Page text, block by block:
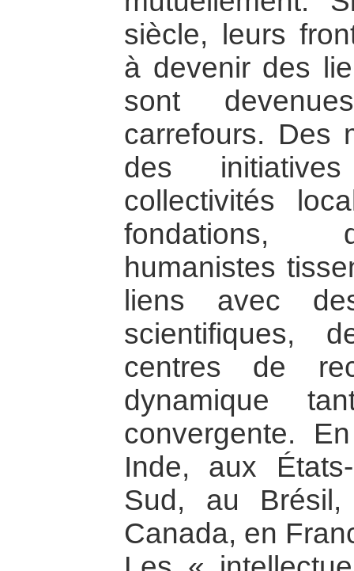
siècle, leurs
à devenir des
sont
carrefours. Des
des
collectivités
fondations,
humanistes
liens avec
scientifiques,
centres de
dynamique
convergente.
Inde, aux
Sud, au
Canada, en